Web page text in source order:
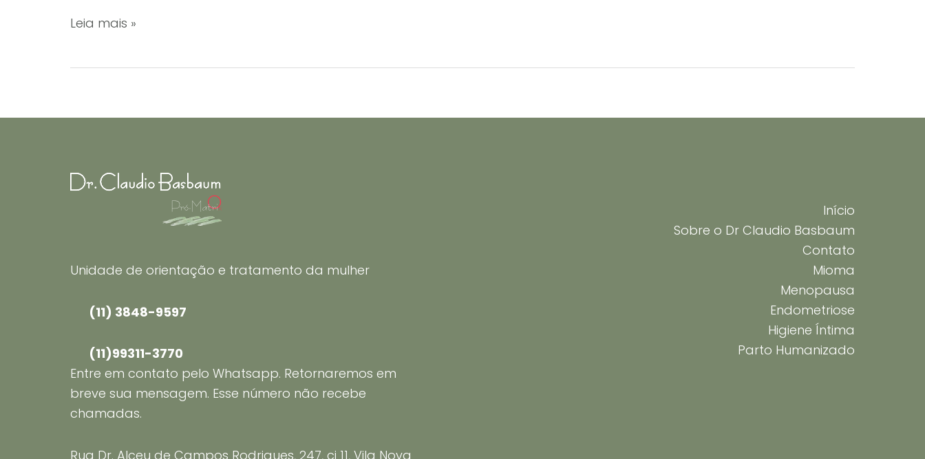
Intestino
Leia mais »
Unidade de orientação e tratamento da mulher
(11) 3848-9597
(11)99311-3770
Entre em contato pelo Whatsapp. Retornaremos em
breve sua mensagem. Esse número não recebe
chamadas.
Rua Dr. Alceu de Campos Rodrigues, 247, cj 11, Vila Nova
Início
Sobre o Dr Claudio Basbaum
Contato
Mioma
Menopausa
Endometriose
Higiene Íntima
Parto Humanizado